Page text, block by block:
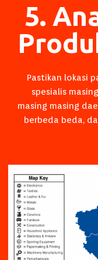
5.
Pastikan lokasi
spesialis
masing masing
berbeda beda,